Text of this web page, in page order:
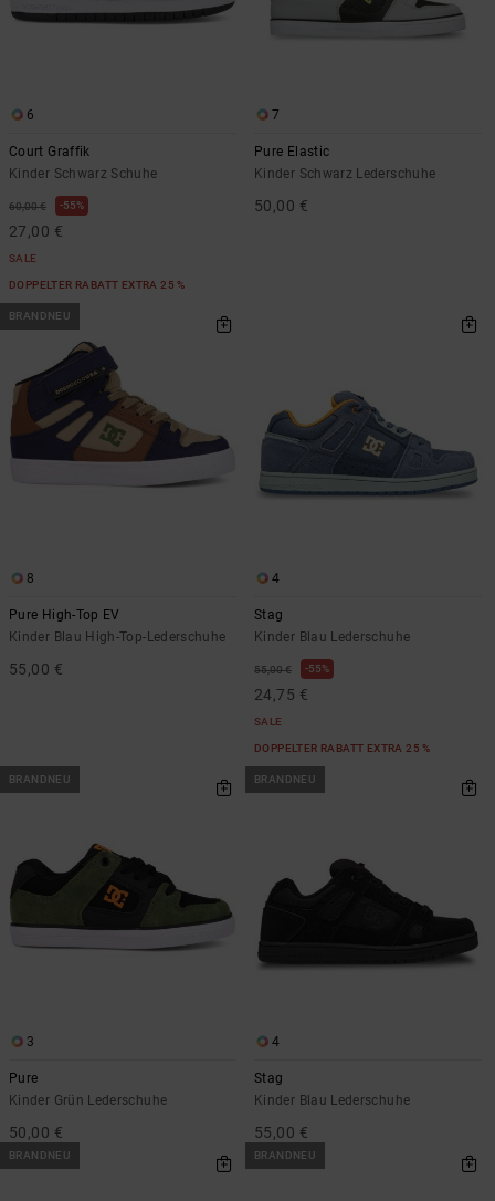
6
Court Graffik
Kinder Schwarz Schuhe
60,00 € 55%
27,00 €
SALE
DOPPELTER RABATT EXTRA 25 %
7
Pure Elastic
Kinder Schwarz Lederschuhe
50,00 €
BRANDNEU
8
Pure High-Top EV
Kinder Blau High-Top-Lederschuhe
55,00 €
4
Stag
Kinder Blau Lederschuhe
55,00 € 55%
24,75 €
SALE
DOPPELTER RABATT EXTRA 25 %
BRANDNEU
3
Pure
Kinder Grün Lederschuhe
50,00 €
BRANDNEU
4
Stag
Kinder Blau Lederschuhe
55,00 €
BRANDNEU BRANDNEU